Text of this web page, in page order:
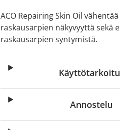
ACO Repairing Skin Oil
raskausarpien näkyvyyttä sekä
raskausarpien syntymistä.
Annostelu